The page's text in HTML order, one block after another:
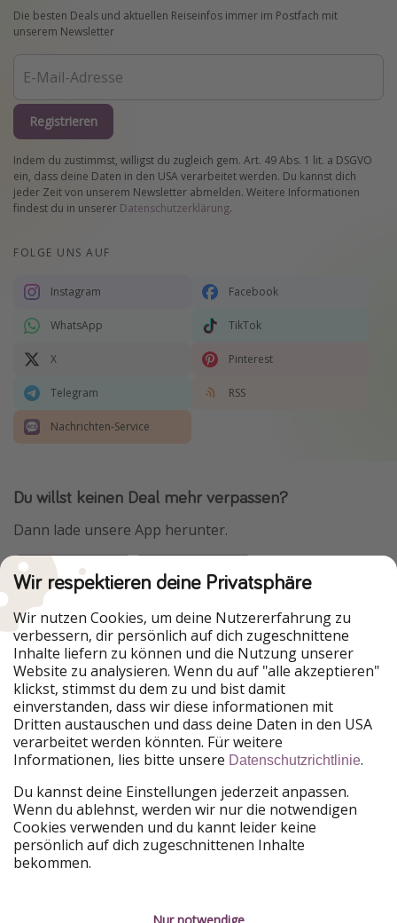
Die besten Deals und aktuellen Reiseinfos immer im Postfach mit
unserem Newsletter
Registrieren
Indem du zustimmst, willigst du zugleich gem. Art. 49 Abs. 1 lit. a DSGVO
ein, dass deine Daten in den USA verarbeitet werden. Du kannst dich
jeder Zeit von unserem Newsletter abmelden. Weitere Informationen
findest du in unserer Datenschutzerklärung.
FOLGE UNS AUF
Instagram Facebook
WhatsApp TikTok
X Pinterest
Telegram RSS
Nachrichten-Service
Du willst keinen Deal mehr verpassen?
Dann lade unsere App herunter.
Urlaubspiraten ist Teil der HolidayPirates Group
Unsere Märkte
PiratinViaggio
HolidayPirates
VakantiePiraten
WakacyjniPiraci
VoyagesPirates
Ferienpiraten
Urlaubspiraten
ViajerosPiratas
TravelPirates
HolidayPirates Group
Lerne uns kennen
Über uns
Rechtliches
Wir respektieren deine Privatsphäre
Wir nutzen Cookies, um deine Nutzererfahrung zu
verbessern, dir persönlich auf dich zugeschnittene
Inhalte liefern zu können und die Nutzung unserer
Website zu analysieren. Wenn du auf "alle akzeptieren"
klickst, stimmst du dem zu und bist damit
einverstanden, dass wir diese informationen mit
Dritten austauschen und dass deine Daten in den USA
verarbeitet werden könnten. Für weitere
Informationen, lies bitte unsere Datenschutzrichtlinie.
Du kannst deine Einstellungen jederzeit anpassen.
Wenn du ablehnst, werden wir nur die notwendigen
Cookies verwenden und du kannt leider keine
persönlich auf dich zugeschnittenen Inhalte
bekommen.